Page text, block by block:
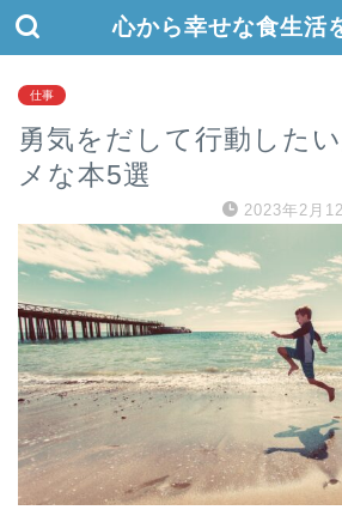
心から幸せな食生活
仕事
勇気をだして行動した
メな本5選
2023年2月